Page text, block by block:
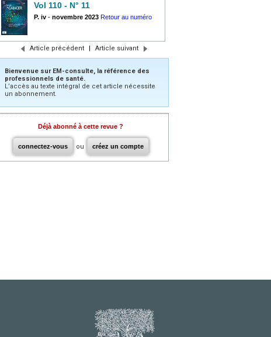
Vol 110 - N° 11
P. iv - novembre 2023 Retour au numéro
Article précédent | Article suivant
Bienvenue sur EM-consulte, la référence des
professionnels de santé.
L’accès au texte intégral de cet article nécessite
un abonnement.
Déjà abonné à cette revue ?
connectez-vous ou créez un compte